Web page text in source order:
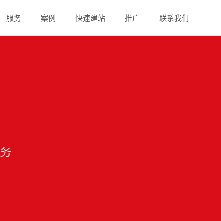
服务 案例 快速建站 推广 联系我们